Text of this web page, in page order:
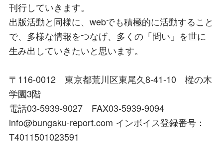
刊行していきます。
出版活動と同様に、webでも積極的に活動すること
で、多様な情報をつなげ、多くの「問い」を世に
生み出していきたいと思います。
〒116-0012 東京都荒川区東尾久8-41-10 樅の木
学園3階
電話03-5939-9027 FAX03-5939-9094
info@bungaku-report.com インボイス登録番号：
T4011501023591